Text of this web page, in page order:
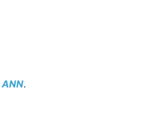
ANN.